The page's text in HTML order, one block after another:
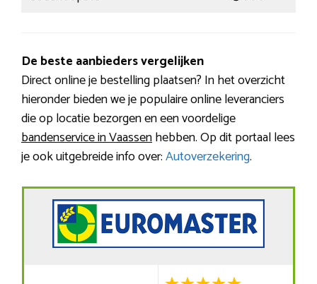
De beste aanbieders vergelijken
Direct online je bestelling plaatsen? In het overzicht
hieronder bieden we je populaire online leveranciers
die op locatie bezorgen en een voordelige
bandenservice in Vaassenhebben. Op dit portaal lees
je ook uitgebreide info over:Autoverzekering.